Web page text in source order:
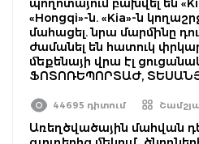
պողոտայում բախվել են
«Hongqi»-ն. «Kia»-ն
մահացել. նրա մարմինը
ժամանել են հատուկ
մեքենայի վրա էլ
ՖՈՏՈՌԵՊՈՐՏԱԺ,
44695 դիտում
Առեղծվածային մահվան